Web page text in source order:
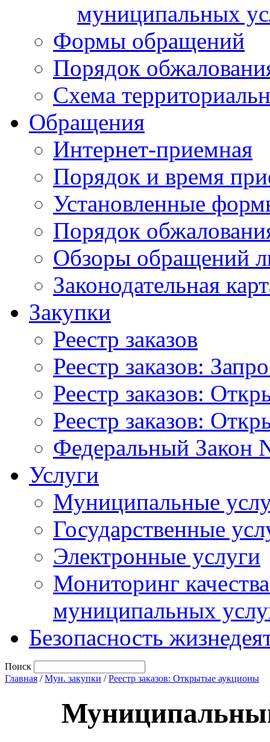
муниципальных
Формы обращений
Порядок
Схема
Обращения
Интернет-приемная
Порядок и время
Установленные
Порядок
Обзоры обращений
Законодательная
Закупки
Реестр заказов
Реестр заказов:
Реестр заказов:
Реестр заказов:
Федеральный Закон
Услуги
Муниципальные
Государственные
Электронные услуги
Мониторинг
муниципальных
Безопасность
Поиск
Главная /Мун. закупки /Реестр заказов: Открытые аукционы